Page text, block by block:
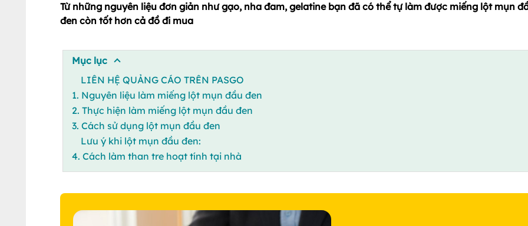
Từ những nguyên liệu đơn giản như gạo, nha đam, gelatine bạn đã có thể tự làm được miếng lột mụn
đen còn tốt hơn cả đồ đi mua
Mục lục
LIÊN HỆ QUẢNG CÁO TRÊN PASGO
1. Nguyên liệu làm miếng lột mụn đầu đen
2. Thực hiện làm miếng lột mụn đầu đen
3. Cách sử dụng lột mụn đầu đen
Lưu ý khi lột mụn đầu đen:
4. Cách làm than tre hoạt tính tại nhà